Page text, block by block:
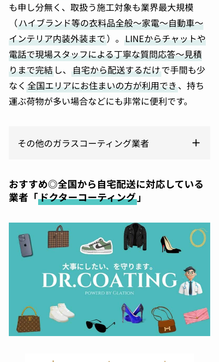
も申し分無く、取扱う施工対象も業界最大規模
（ハイブランド等の衣料品全般～家電～自動車～
インテリア内装外装まで）。 LINEからチャットや
電話で現場スタッフによる丁寧な質問応答～見積
りまで完結し、 自宅から配送するだけで手間も少
なく 全国エリアにお住まいの方が利用でき、持ち
運ぶ荷物が多い場合などにも非常に便利です。
その他のガラスコーティング業者
おすすめ◎全国から自宅配送に対応している
業者「ドクターコーティング」